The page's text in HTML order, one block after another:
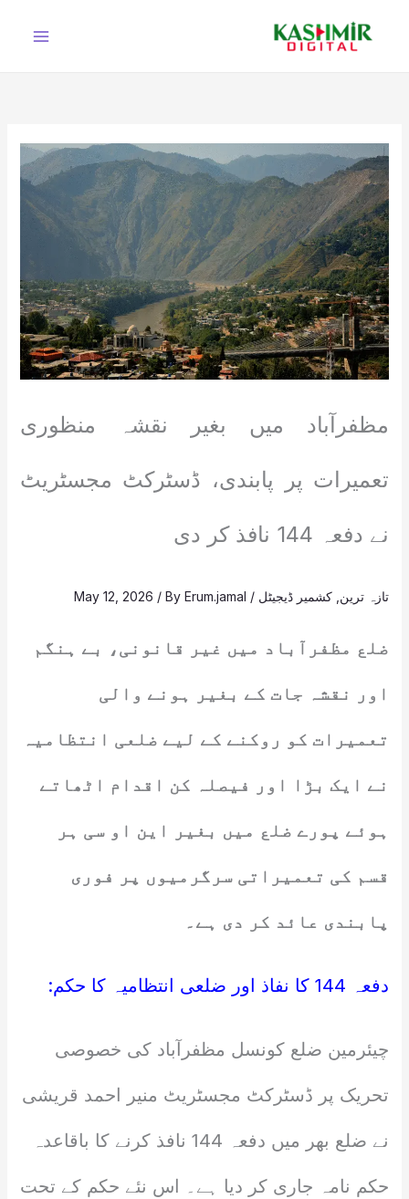
مظفرآباد میں بغیر نقشہ منظوری
تعمیرات پر پابندی، ڈسٹرکٹ مجسٹریٹ
نے دفعہ 144 نافذ کر دی
تازہ ترین کشمیر ڈیجیٹل /
May 12, 2026 / ByErum.jamal
ضلع مظفرآباد میں غیر قانونی، بے ہنگم
اور نقشہ جات کے بغیر ہونے والی
تعمیرات کو روکنے کے لیے ضلعی انتظامیہ
نے ایک بڑا اور فیصلہ کن اقدام اٹھاتے
ہوئے پورے ضلع میں بغیر این او سی ہر
قسم کی تعمیراتی سرگرمیوں پر فوری
پابندی عائد کر دی ہے۔
دفعہ 144 کا نفاذ اور ضلعی انتظامیہ کا حکم:
چیئرمین ضلع کونسل مظفرآباد کی خصوصی
تحریک پر ڈسٹرکٹ مجسٹریٹ منیر احمد قریشی
نے ضلع بھر میں دفعہ 144 نافذ کرنے کا باقاعدہ
حکم نامہ جاری کر دیا ہے۔ اس نئے حکم کے تحت